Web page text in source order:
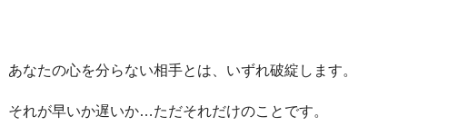
あなたの心を分らない相手とは、いずれ破綻します。
それが早いか遅いか…ただそれだけのことです。